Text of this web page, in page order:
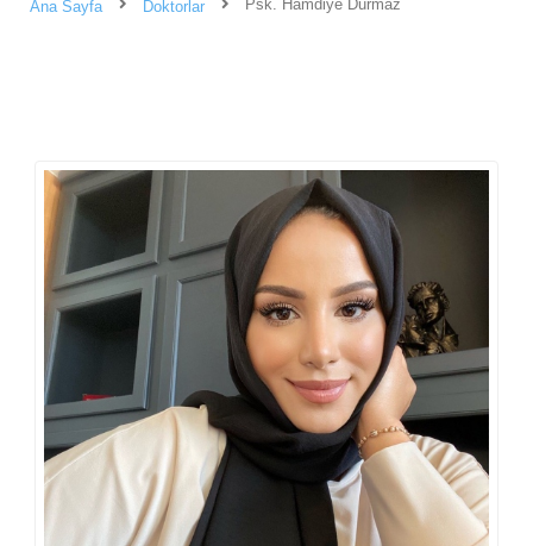
Ana Sayfa Doktorlar Psk. Hamdiye Durmaz